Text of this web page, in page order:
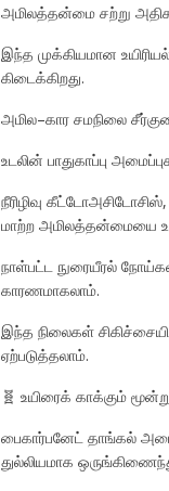
அமிலத்தன்மை சற்று
இந்த முக்கியமான
கிடைக்கிறது.
அமில–கார சமநிலை
உடலின் பாதுகாப்பு
நீரிழிவு
மாற்ற அமிலத்தன்மையை
நாள்பட்ட நுரையீரல்
காரணமாகலாம்.
இந்த நிலைகள்
ஏற்படுத்தலாம்.
🧬 உயிரைக் காக்கும்
பைகார்பனேட் தாங்கல்
துல்லியமாக